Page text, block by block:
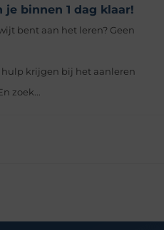
binnen 1 dag klaar!
bent aan het leren? Geen
hulp krijgen bij het aanleren
zoek...